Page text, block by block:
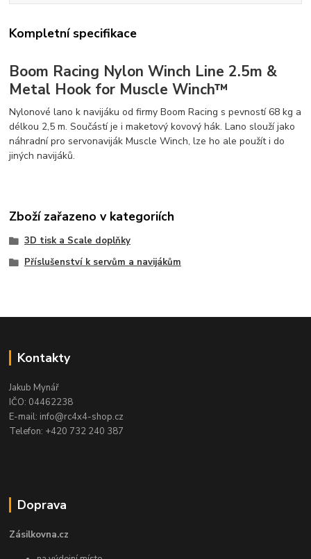
Kompletní specifikace
Boom Racing Nylon Winch Line 2.5m &
Metal Hook for Muscle Winch™
Nylonové lano k navijáku od firmy Boom Racing s pevností 68 kg a
délkou 2,5 m. Součástí je i maketový kovový hák. Lano slouží jako
náhradní pro servonaviják Muscle Winch, lze ho ale použít i do
jiných navijáků.
Zboží zařazeno v kategoriích
3D tisk a Scale doplňky
Příslušenství k servům a navijákům
Kontakty
Jakub Mynář
IČO: 04462238
E-mail: info@rc4x4-shop.cz
Telefon: +420 732 240 387
Doprava
Zásilkovna.cz